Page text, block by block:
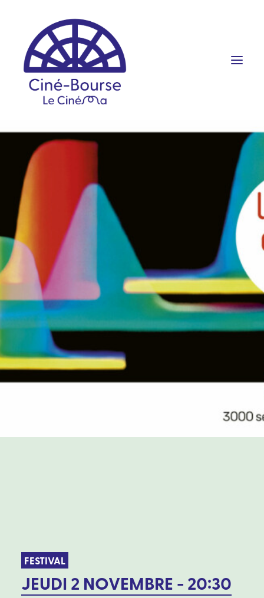
FILMS ET HORAIRES
ÉVÉNEMENTS
SCOLAIRES
RÉSERVATION
PROGRAMME
FESTIVAL
JEUDI 2 NOVEMBRE - 20:30